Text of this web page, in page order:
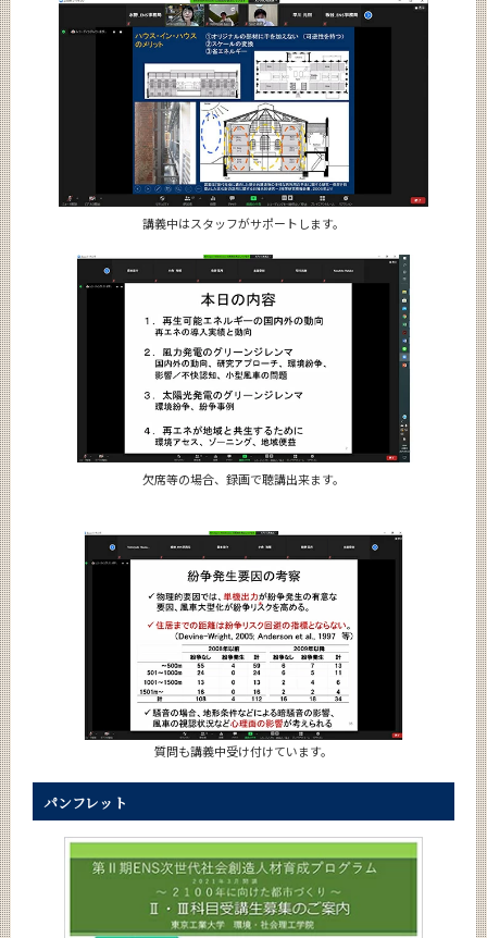
講義中はスタッフがサポートします。
欠席等の場合、録画で聴講出来ます。
質問も講義中受け付けています。
パンフレット